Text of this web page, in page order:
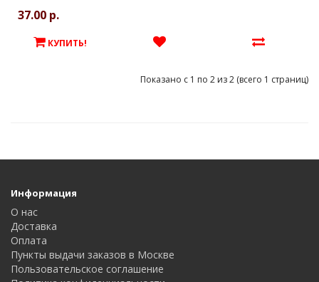
37.00 р.
КУПИТЬ!
Показано с 1 по 2 из 2 (всего 1 страниц)
Информация
О нас
Доставка
Оплата
Пункты выдачи заказов в Москве
Пользовательское соглашение